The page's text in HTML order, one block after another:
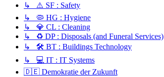
↳ ⚠️ SF : Safety
↳ 🦠 HG : Hygiene
↳ 💎 CL : Cleaning
↳ ♻️ DP : Disposals (and Funeral Services)
↳ 🛠️ BT : Buildings Technology
↳ 💻 IT : IT Systems
🇩🇪 Demokratie der Zukunft